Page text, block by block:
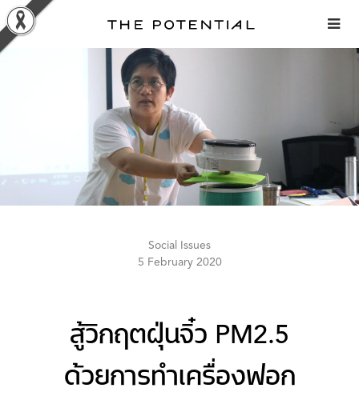
Skip
to
content
Social Issues
5 February 2020
สู้วิกฤตฝุ่นจิ๋ว PM2.5
ด้วยการทำเครื่องฟอก